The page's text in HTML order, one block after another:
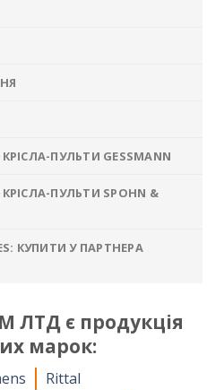
ПУЛЬТИ GESSMANN
ПУЛЬТИ SPOHN &
КУПИТИ У ПАРТНЕРА
ЛТД є продукція
марок:
Rittal